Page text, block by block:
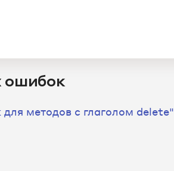
ошибок
методов с глаголом delete"